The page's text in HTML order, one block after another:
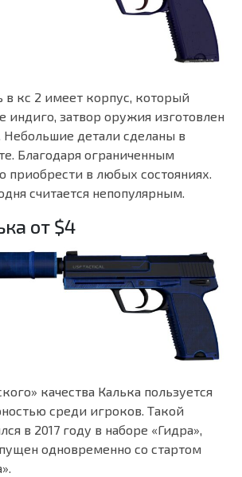
в кс 2 имеет корпус, который
индиго, затвор оружия изготовлен
Небольшие детали сделаны в
Благодаря ограниченным
приобрести в любых состояниях.
считается непопулярным.
от $4
качества Калька пользуется
среди игроков. Такой
в 2017 году в наборе «Гидра»,
одновременно со стартом